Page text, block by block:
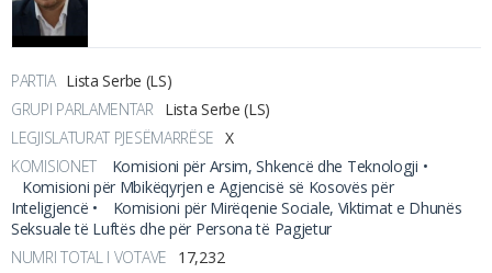
PARTIA Lista Serbe (LS)
GRUPI PARLAMENTAR
Lista Serbe (LS)
LEGJISLATURAT PJESËMARRËSE X
KOMISIONET
Komisioni për Arsim, Shkencë dhe Teknologji •
Komisioni për Mbikëqyrjen e Agjencisë së Kosovës për
Inteligjencë •
Komisioni për Mirëqenie Sociale, Viktimat e Dhunës
Seksuale të Luftës dhe për Persona të Pagjetur
NUMRI TOTAL I VOTAVE
17,232